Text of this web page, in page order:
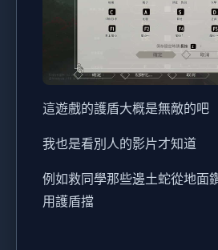
這遊戲的護盾大概是無敵的吧
我也是看別人的影片才知道
例如救同學那些邊土蛇從地面
用護盾擋